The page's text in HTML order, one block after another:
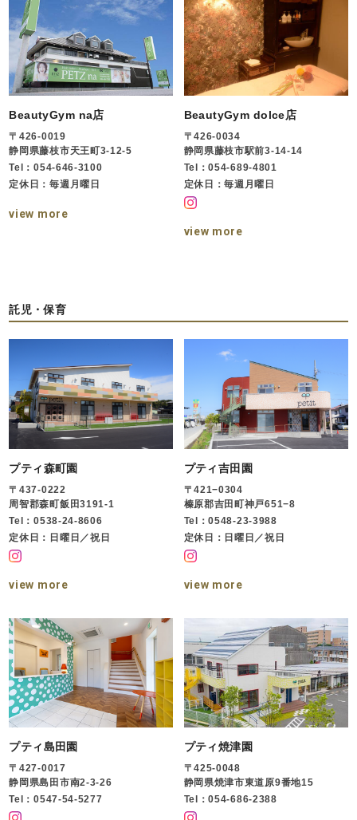
BeautyGym na店
〒426-0019
静岡県藤枝市天王町3-12-5
Tel：054-646-3100
定休日：毎週月曜日
view more
BeautyGym dolce店
〒426-0034
静岡県藤枝市駅前3-14-14
Tel：054-689-4801
定休日：毎週月曜日
view more
託児・保育
プティ森町園
〒437-0222
周智郡森町飯田3191-1
Tel：0538-24-8606
定休日：日曜日／祝日
view more
プティ吉田園
〒421−0304
榛原郡吉田町神戸651−8
Tel：0548-23-3988
定休日：日曜日／祝日
view more
プティ島田園
〒427-0017
静岡県島田市南2-3-26
Tel：0547-54-5277
プティ焼津園
〒425-0048
静岡県焼津市東道原9番地15
Tel：054-686-2388